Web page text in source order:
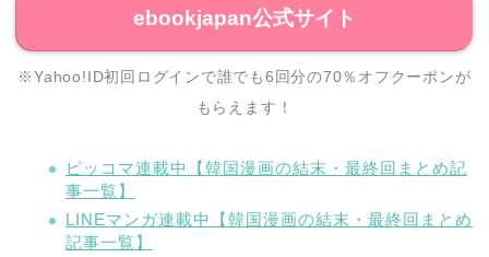
ebookjapan公式サイト
※Yahoo!ID初回ログインで誰でも6回分の70％オフクーポンが
もらえます！
ピッコマ連載中【韓国漫画の結末・最終回まとめ記
事一覧】
LINEマンガ連載中【韓国漫画の結末・最終回まとめ
記事一覧】